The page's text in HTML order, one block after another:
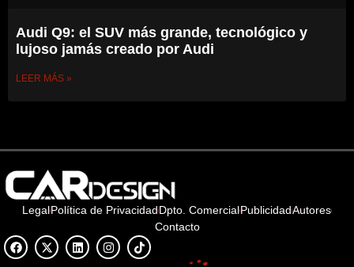
Audi Q9: el SUV más grande, tecnológico y
lujoso jamás creado por Audi
LEER MÁS »
LegalPolítica de PrivacidadDpto. ComercialPublicidadAutores
Contacto